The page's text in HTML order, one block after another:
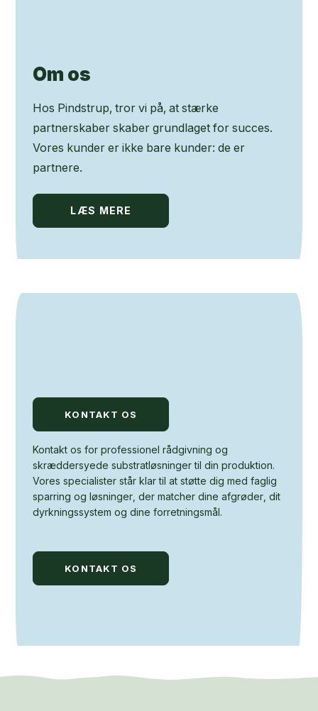
Om os
Hos Pindstrup, tror vi på, at stærke
partnerskaber skaber grundlaget for succes.
Vores kunder er ikke bare kunder: de er
partnere.
LÆS MERE
KONTAKT OS
Kontakt os for professionel rådgivning og
skræddersyede substratløsninger til din produktion.
Vores specialister står klar til at støtte dig med faglig
sparring og løsninger, der matcher dine afgrøder, dit
dyrkningssystem og dine forretningsmål.
KONTAKT OS